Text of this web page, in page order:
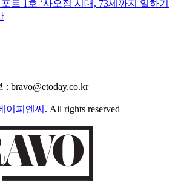
트 1호 ‘사오정 시대, 73세까지 일하기
bravo@etoday.co.kr
이피엔씨 . All rights reserved